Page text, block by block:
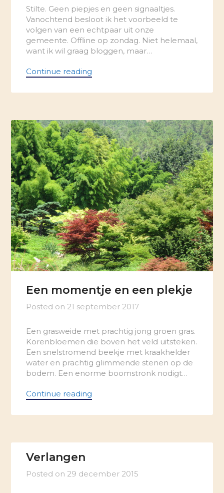
Stilte. Geen piepjes en geen signaaltjes.
Vanochtend besloot ik het voorbeeld te
volgen van een echtpaar uit onze
gemeente. Offline op zondag. Niet helemaal,
want ik wil graag bloggen, maar…
Continue reading
Een momentje en een plekje
Posted on 21 september 2017
Een grasweide met prachtig jong groen gras.
Korenbloemen die boven het veld uitsteken.
Een snelstromend beekje met kraakhelder
water en prachtig glimmende stenen op de
bodem. Een enorme boomstronk nodigt…
Continue reading
Verlangen
Posted on 29 december 2015